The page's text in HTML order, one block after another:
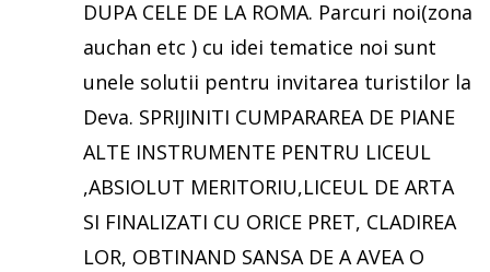
DUPA CELE DE LA ROMA. Parcuri noi(zona
auchan etc ) cu idei tematice noi sunt
unele solutii pentru invitarea turistilor la
Deva. SPRIJINITI CUMPARAREA DE PIANE
ALTE INSTRUMENTE PENTRU LICEUL
,ABSIOLUT MERITORIU,LICEUL DE ARTA
SI FINALIZATI CU ORICE PRET, CLADIREA
LOR, OBTINAND SANSA DE A AVEA O